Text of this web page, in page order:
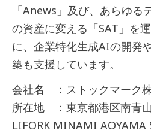
「Anews」及び、あらゆる
の資産に変える「SAT」を
に、企業特化生成AIの開発
築も支援しています。
会社名 ：ストックマーク
所在地 ：東京都港区南青
LIFORK MINAMI AOYAMA